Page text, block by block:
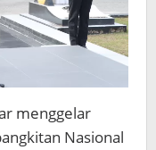
menggelar
Nasional